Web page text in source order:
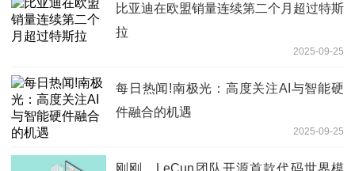
比亚迪在欧盟销量连续第二个月超过特斯
拉
2025-09-25
每日热闻!南极光：高度关注AI与智能硬
件融合的机遇
2025-09-25
刚刚，LeCun团队开源首款代码世界模